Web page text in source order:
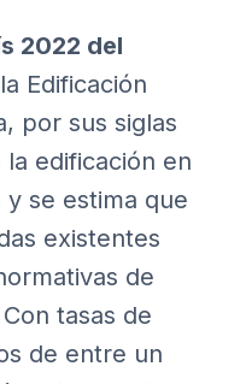
2022 del
Edificación
por sus siglas
edificación en
y se estima que
existentes
de
tasas de
de entre un